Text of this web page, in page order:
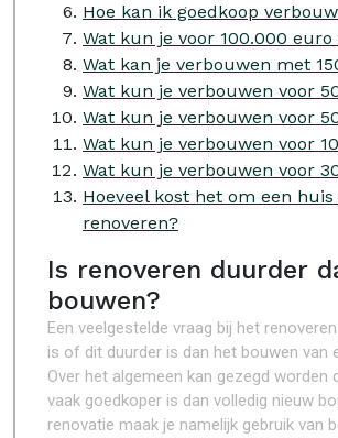
Hoe kan ik goedkoop
Wat kun je voor 100.000
Wat kan je verbouwen met
Wat kun je verbouwen voor
Wat kun je verbouwen voor
Wat kun je verbouwen voor
Wat kun je verbouwen voor
Hoeveel kost het om een
renoveren?
Is renoveren duurder
bouwen?
Een veelgestelde vraag bij het
is of dit duurder is dan het bouwen van
Over het algemeen kan gezegd worden
vaak goedkoper is dan volledig nieuw
renovatie maak je namelijk gebruik van